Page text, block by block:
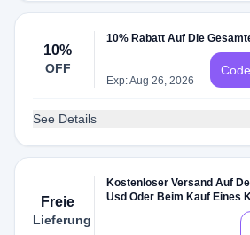
10%
OFF
10% Rabatt Auf Die
Exp: Aug 26, 2026
See Details
Freie
Lieferung
Kostenloser Versand Auf
Usd Oder Beim Kauf Eines